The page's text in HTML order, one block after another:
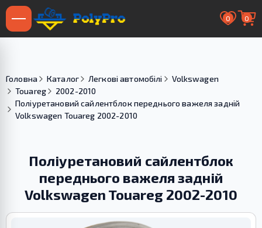
0 0
Головна Каталог Легкові автомобілі
Volkswagen
Touareg
2002-2010
Поліуретановий сайлентблок переднього важеля задній
Volkswagen Touareg 2002-2010
Поліуретановий сайлентблок
переднього важеля задній
Volkswagen Touareg 2002-2010